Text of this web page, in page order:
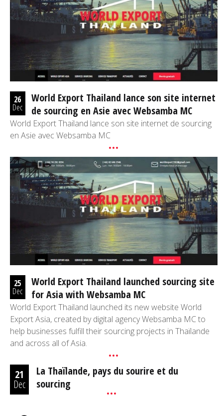
26
Dec
World Export Thailand lance son site internet
de sourcing en Asie avec Websamba MC
World Export Thailand lance son site internet de sourcing
en Asie avec Websamba MC
25
Dec
World Export Thailand launched sourcing site
for Asia with Websamba MC
World Export Thailand launched its new website World
Export Asia, created by digital agency Websamba MC to
help businesses fulfill their sourcing projects in Thaïlande
and across all of Asia.
21
Dec
La Thaïlande, pays du sourire et du
sourcing